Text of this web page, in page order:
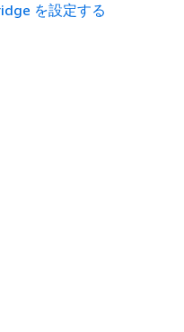
を設定する